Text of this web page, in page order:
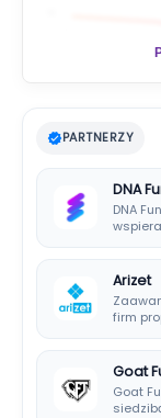
PARTNERZY
DNA
DNA
Arizet
firm
Goat
Goat